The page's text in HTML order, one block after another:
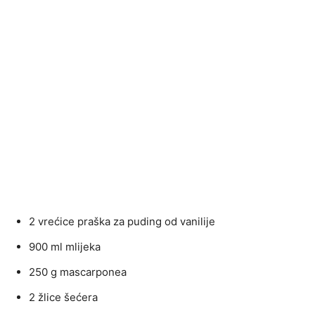
2 vrećice praška za puding od vanilije
900 ml mlijeka
250 g mascarponea
2 žlice šećera